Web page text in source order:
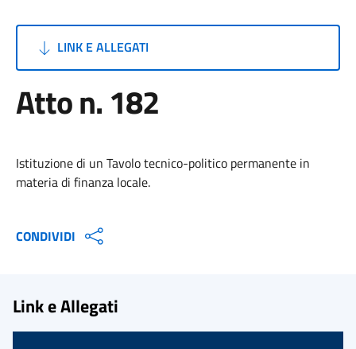
LINK E ALLEGATI
Atto n. 182
Istituzione di un Tavolo tecnico-politico permanente in
materia di finanza locale.
CONDIVIDI
Link e Allegati